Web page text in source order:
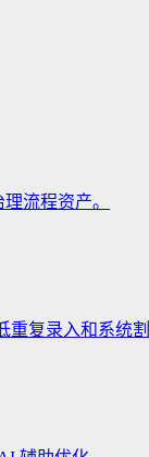
流程资产。
复录入和系统割